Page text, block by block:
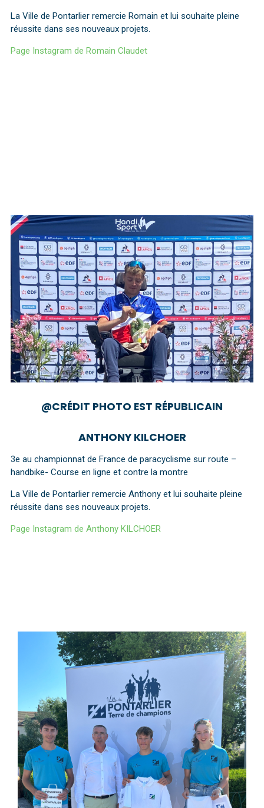
La Ville de Pontarlier remercie Romain et lui souhaite pleine
réussite dans ses nouveaux projets.
Page Instagram de Romain Claudet
@CRÉDIT PHOTO EST RÉPUBLICAIN
ANTHONY KILCHOER
3e au championnat de France de paracyclisme sur route –
handbike- Course en ligne et contre la montre
La Ville de Pontarlier remercie Anthony et lui souhaite pleine
réussite dans ses nouveaux projets.
Page Instagram de Anthony KILCHOER